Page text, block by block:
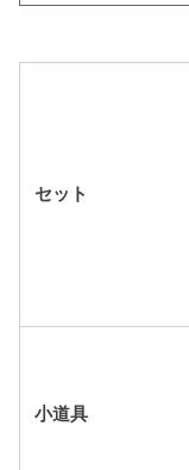
セット
小道具